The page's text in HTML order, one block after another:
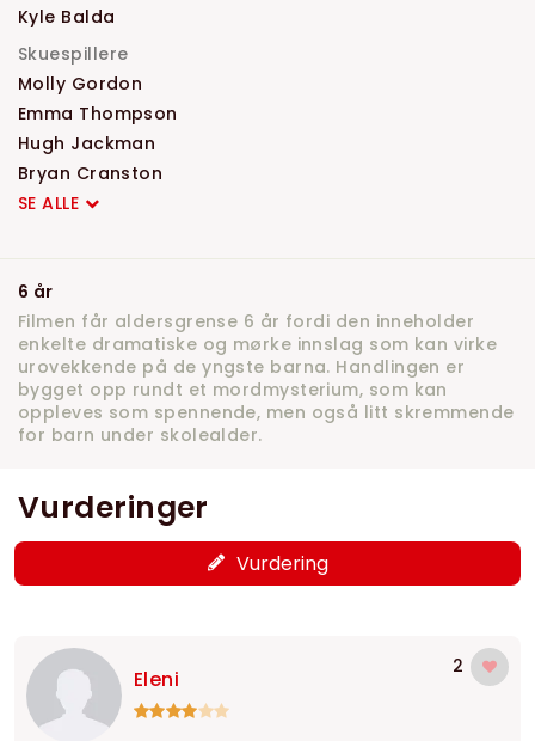
Kyle Balda
Skuespillere
Molly Gordon
Emma Thompson
Hugh Jackman
Bryan Cranston
SE ALLE
6 år
Filmen får aldersgrense 6 år fordi den inneholder
enkelte dramatiske og mørke innslag som kan virke
urovekkende på de yngste barna. Handlingen er
bygget opp rundt et mordmysterium, som kan
oppleves som spennende, men også litt skremmende
for barn under skolealder.
Vurderinger
Vurdering
Eleni 2